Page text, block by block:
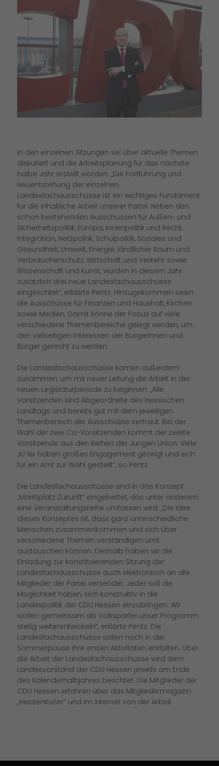
In den einzelnen Sitzungen sei über aktuelle Themen
diskutiert und die Arbeitsplanung für das nächste
halbe Jahr erstellt worden. „Die Fortführung und
Neuentstehung der einzelnen
Landesfachausschüsse ist ein wichtiges Fundament
für die inhaltliche Arbeit unserer Partei. Neben den
schon bestehenden Ausschüssen für Außen- und
Sicherheitspolitik, Europa, Innenpolitik und Recht,
Integration, Netzpolitik, Schulpolitik, Soziales und
Gesundheit, Umwelt, Energie, ländlicher Raum und
Verbraucherschutz, Wirtschaft und Verkehr sowie
Wissenschaft und Kunst, wurden in diesem Jahr
zusätzlich drei neue Landesfachausschüsse
eingerichtet“, erklärte Pentz. Hinzugekommen seien
die Ausschüsse für Finanzen und Haushalt, Kirchen
sowie Medien. Damit könne der Focus auf viele
verschiedene Themenbereiche gelegt werden, um
den vielseitigen Interessen der Bürgerinnen und
Bürger gerecht zu werden.
Die Landesfachausschüsse kamen außerdem
zusammen, um mit neuer Leitung die Arbeit in der
neuen Legislaturperiode zu beginnen. „Alle
Vorsitzenden sind Abgeordnete des Hessischen
Landtags und bereits gut mit dem jeweiligen
Themenbereich der Ausschüsse vertraut. Bei der
Wahl der zwei Co-Vorsitzenden kommt der zweite
Vorsitzende aus den Reihen der Jungen Union. Viele
JU´ler haben großes Engagement gezeigt und sich
für ein Amt zur Wahl gestellt“, so Pentz.
Die Landesfachausschüsse sind in das Konzept
Marktplatz Zukunft“ eingebettet, das unter anderem
eine Veranstaltungsreihe umfassen wird. „Die Idee
dieses Konzeptes ist, dass ganz unterschiedliche
Menschen zusammenkommen und sich über
verschiedene Themen verständigen und
austauschen können. Deshalb haben wir die
Einladung zur konstituierenden Sitzung der
Landesfachausschüsse auch elektronisch an alle
Mitglieder der Partei versendet. Jeder soll die
Möglichkeit haben, sich konstruktiv in die
Landespolitik der CDU Hessen einzubringen. Wir
wollen gemeinsam als Volkspartei unser Programm
stetig weiterentwickeln“, erklärte Pentz. Die
Landesfachausschüsse sollen noch in der
Sommerpause ihre ersten Aktivitäten entfalten. Über
die Arbeit der Landesfachausschüsse wird dem
Landesvorstand der CDU Hessen jeweils am Ende
des Kalenderhalbjahres berichtet. Die Mitglieder der
CDU Hessen erfahren über das Mitgliedermagazin
HessenKurier“ und im Internet von der Arbeit.